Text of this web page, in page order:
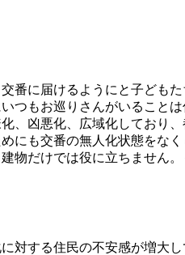
番に届けるようにと子どもた
つもお巡りさんがいること
、凶悪化、広域化しており
にも交番の無人化状態をな
建物だけでは役に立ちません
対する住民の不安感が増大